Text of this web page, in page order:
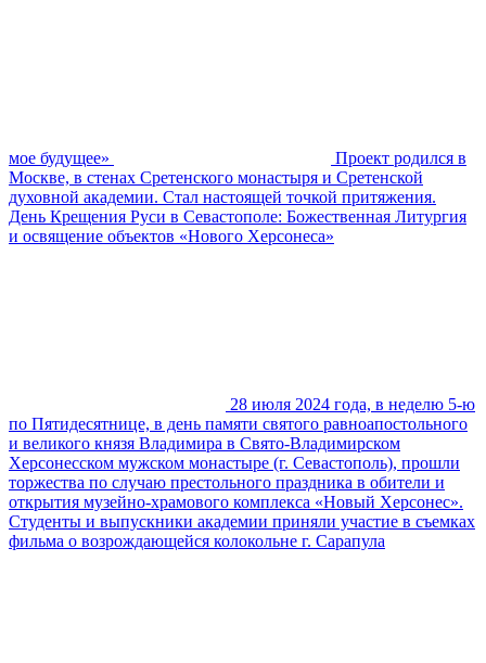
мое будущее»
Проект родился в
Москве, в стенах Сретенского монастыря и Сретенской
духовной академии. Стал настоящей точкой притяжения.
День Крещения Руси в Севастополе: Божественная Литургия
и освящение объектов «Нового Херсонеса»
28 июля 2024 года, в неделю 5-ю
по Пятидесятнице, в день памяти святого равноапостольного
и великого князя Владимира в Свято-Владимирском
Херсонесском мужском монастыре (г. Севастополь), прошли
торжества по случаю престольного праздника в обители и
открытия музейно-храмового комплекса «Новый Херсонес».
Студенты и выпускники академии приняли участие в съемках
фильма о возрождающейся колокольне г. Сарапула